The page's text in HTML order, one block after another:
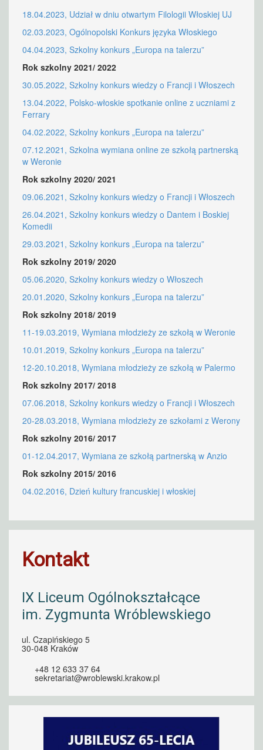
18.04.2023, Udział w dniu otwartym Filologii Włoskiej UJ
02.03.2023, Ogólnopolski Konkurs języka Włoskiego
04.04.2023, Szkolny konkurs „Europa na talerzu”
Rok szkolny 2021/ 2022
30.05.2022, Szkolny konkurs wiedzy o Francji i Włoszech
13.04.2022, Polsko-włoskie spotkanie online z uczniami z
Ferrary
04.02.2022, Szkolny konkurs „Europa na talerzu”
07.12.2021, Szkolna wymiana online ze szkołą partnerską
w Weronie
Rok szkolny 2020/ 2021
09.06.2021, Szkolny konkurs wiedzy o Francji i Włoszech
26.04.2021, Szkolny konkurs wiedzy o Dantem i Boskiej
Komedii
29.03.2021, Szkolny konkurs „Europa na talerzu”
Rok szkolny 2019/ 2020
05.06.2020, Szkolny konkurs wiedzy o Włoszech
20.01.2020, Szkolny konkurs „Europa na talerzu”
Rok szkolny 2018/ 2019
11-19.03.2019, Wymiana młodzieży ze szkołą w Weronie
10.01.2019, Szkolny konkurs „Europa na talerzu”
12-20.10.2018, Wymiana młodzieży ze szkołą w Palermo
Rok szkolny 2017/ 2018
07.06.2018, Szkolny konkurs wiedzy o Francji i Włoszech
20-28.03.2018, Wymiana młodzieży ze szkołami z Werony
Rok szkolny 2016/ 2017
01-12.04.2017, Wymiana ze szkołą partnerską w Anzio
Rok szkolny 2015/ 2016
04.02.2016, Dzień kultury francuskiej i włoskiej
Kontakt
IX Liceum Ogólnokształcące
im. Zygmunta Wróblewskiego
ul. Czapińskiego 5
30-048 Kraków
+48 12 633 37 64
sekretariat@wroblewski.krakow.pl